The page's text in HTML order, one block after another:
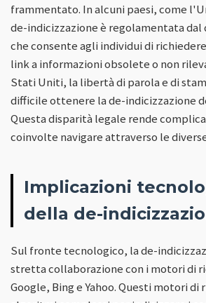
frammentato. In alcuni paesi, come
de-indicizzazione è regolamentata
che consente agli individui di
link a informazioni obsolete o non
Stati Uniti, la libertà di parola e di
difficile ottenere la de-indicizzazione
Questa disparità legale rende
coinvolte navigare attraverso le
Implicazioni
della de-
Sul fronte tecnologico, la de-
stretta collaborazione con i motori di
Google, Bing e Yahoo. Questi motori